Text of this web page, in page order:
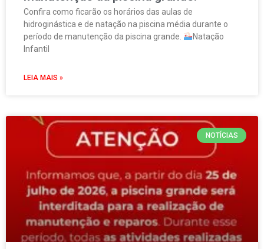
Confira como ficarão os horários das aulas de
hidroginástica e de natação na piscina média durante o
período de manutenção da piscina grande.
Natação
Infantil
LEIA MAIS »
NOTÍCIAS